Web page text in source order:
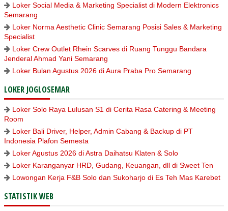
Loker Social Media & Marketing Specialist di Modern Elektronics
Semarang
Loker Norma Aesthetic Clinic Semarang Posisi Sales & Marketing
Specialist
Loker Crew Outlet Rhein Scarves di Ruang Tunggu Bandara
Jenderal Ahmad Yani Semarang
Loker Bulan Agustus 2026 di Aura Praba Pro Semarang
LOKER JOGLOSEMAR
Loker Solo Raya Lulusan S1 di Cerita Rasa Catering & Meeting
Room
Loker Bali Driver, Helper, Admin Cabang & Backup di PT
Indonesia Plafon Semesta
Loker Agustus 2026 di Astra Daihatsu Klaten & Solo
Loker Karanganyar HRD, Gudang, Keuangan, dll di Sweet Ten
Lowongan Kerja F&B Solo dan Sukoharjo di Es Teh Mas Karebet
STATISTIK WEB